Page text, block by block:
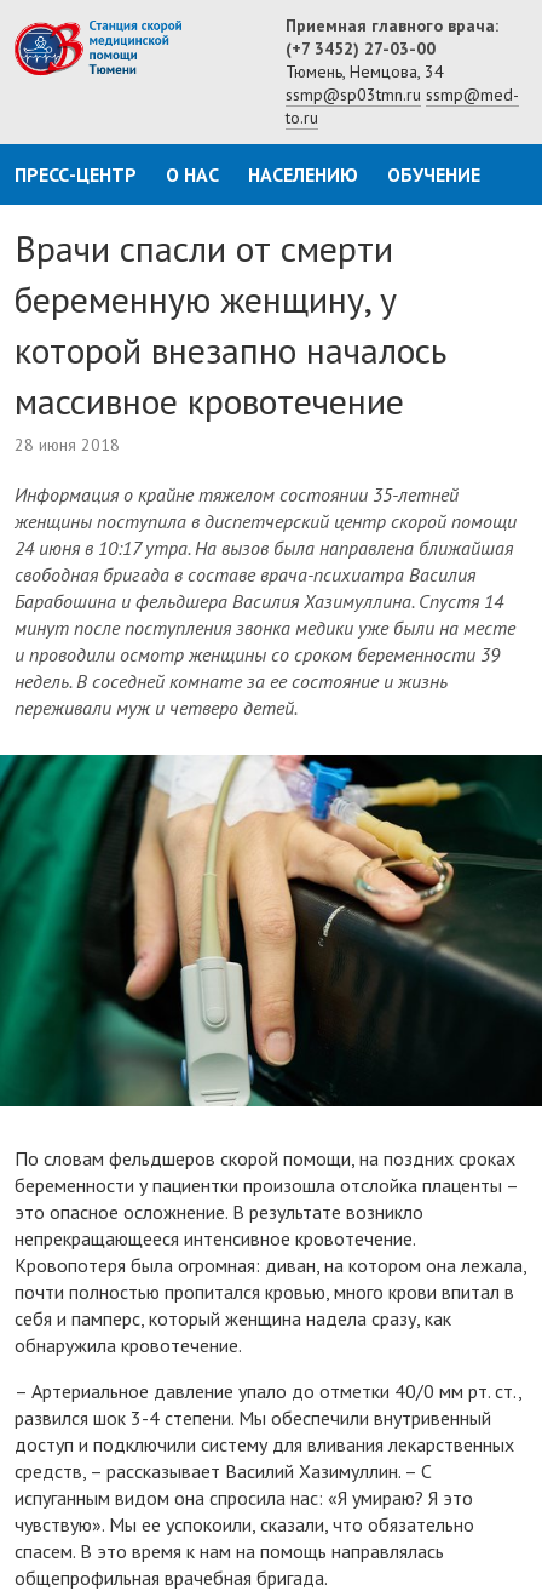
Приемная главного врача:
(+7 3452) 27-03-00
Тюмень, Немцова, 34
ssmp@sp03tmn.ru ssmp@med-
to.ru
ПРЕСС-ЦЕНТР О НАС НАСЕЛЕНИЮ ОБУЧЕНИЕ
Врачи спасли от смерти
беременную женщину, у
которой внезапно началось
массивное кровотечение
28 июня 2018
Информация о крайне тяжелом состоянии 35-летней
женщины поступила в диспетчерский центр скорой помощи
24 июня в 10:17 утра. На вызов была направлена ближайшая
свободная бригада в составе врача-психиатра Василия
Барабошина и фельдшера Василия Хазимуллина. Спустя 14
минут после поступления звонка медики уже были на месте
и проводили осмотр женщины со сроком беременности 39
недель. В соседней комнате за ее состояние и жизнь
переживали муж и четверо детей.
По словам фельдшеров скорой помощи, на поздних сроках
беременности у пациентки произошла отслойка плаценты –
это опасное осложнение. В результате возникло
непрекращающееся интенсивное кровотечение.
Кровопотеря была огромная: диван, на котором она лежала,
почти полностью пропитался кровью, много крови впитал в
себя и памперс, который женщина надела сразу, как
обнаружила кровотечение.
– Артериальное давление упало до отметки 40/0 мм рт. ст.,
развился шок 3-4 степени. Мы обеспечили внутривенный
доступ и подключили систему для вливания лекарственных
средств, – рассказывает Василий Хазимуллин. – С
испуганным видом она спросила нас: «Я умираю? Я это
чувствую». Мы ее успокоили, сказали, что обязательно
спасем. В это время к нам на помощь направлялась
общепрофильная врачебная бригада.